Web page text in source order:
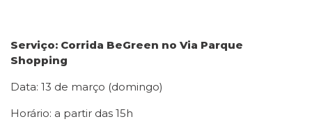
Serviço: Corrida BeGreen no Via Parque
Shopping
Data: 13 de março (domingo)
Horário: a partir das 15h